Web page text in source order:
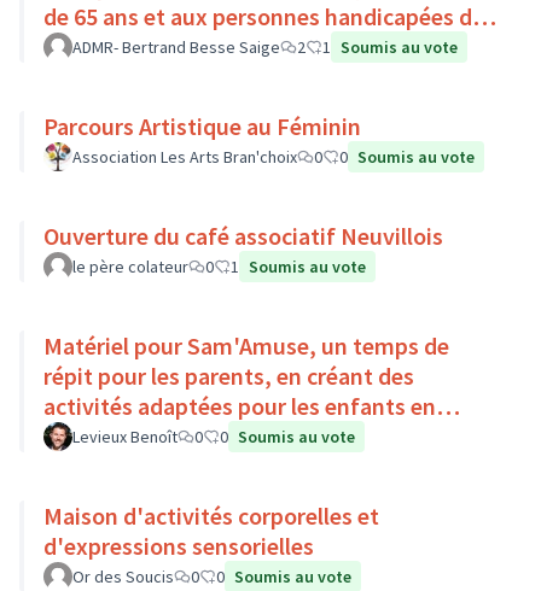
de 65 ans et aux personnes handicapées du
Pays Loire-Touraine.
ADMR- Bertrand Besse Saige 2 1 Soumis au vote
Parcours Artistique au Féminin
Association Les Arts Bran'choix 0 0 Soumis au vote
Ouverture du café associatif Neuvillois
le père colateur 0 1 Soumis au vote
Matériel pour Sam'Amuse, un temps de
répit pour les parents, en créant des
activités adaptées pour les enfants en
situation de handicap
Levieux Benoît 0 0 Soumis au vote
Maison d'activités corporelles et
d'expressions sensorielles
Or des Soucis 0 0 Soumis au vote